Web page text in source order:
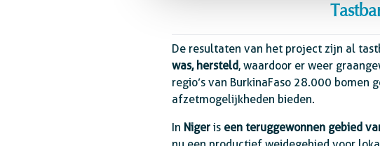
De resultaten van het project zijn al
was, hersteld, waardoor er weer
regio’s van BurkinaFaso 28.000
afzetmogelijkheden bieden.
In Niger is een teruggewonnen gebied